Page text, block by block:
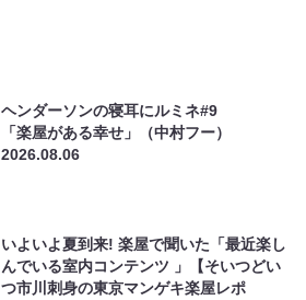
ヘンダーソンの寝耳にルミネ#9
「楽屋がある幸せ」（中村フー）
2026.08.06
いよいよ夏到来! 楽屋で聞いた「最近楽し
んでいる室内コンテンツ 」【そいつどい
つ市川刺身の東京マンゲキ楽屋レポ